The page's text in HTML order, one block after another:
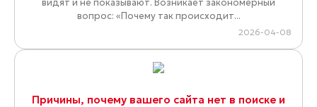
вопрос: «Почему так происходит...
2026-04-08
Причины, почему вашего сайта нет в поиске и